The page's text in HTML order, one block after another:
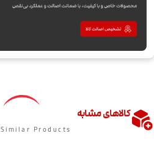
کالاهای مشابه
Similar Products